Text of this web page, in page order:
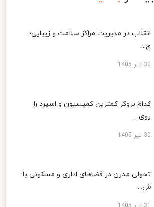
انقلاب در مدیریت مراکز سلامت و زیبایی؛
چ...
30 تیر 1405
کدام بروکر کمترین کمیسیون و اسپرد را
روی...
30 تیر 1405
تحولی مدرن در فضاهای اداری و مسکونی با
ش...